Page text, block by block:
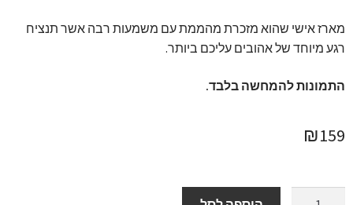
מארז אישי שהוא מזכרת מהממת עם משמעות רבה אשר תנציח
רגע מיוחד של אהובים עליכם ביותר.
התמונות להמחשה בלבד.
₪159